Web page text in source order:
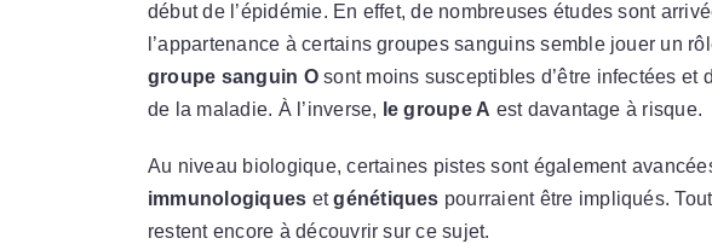
début de l’épidémie. En effet, de nombreuses études sont
l’appartenance à certains groupes sanguins semble jouer un
groupe sanguin Osont moins susceptibles d’être infectées et
de la maladie. À l’inverse, le groupe A est davantage à risque.
Au niveau biologique, certaines pistes sont également
immunologiques etgénétiques pourraient être impliqués.
restent encore à découvrir sur ce sujet.